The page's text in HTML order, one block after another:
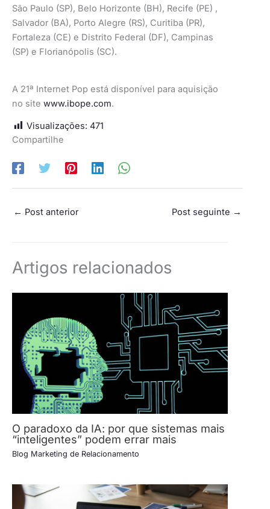
São Paulo (SP), Belo Horizonte (BH), Recife (PE) ,
Salvador (BA), Porto Alegre (RS), Curitiba (PR),
Fortaleza (CE) e Distrito Federal (DF), Campinas
(SP) e Florianópolis (SC).
A 21ª Internet Pop está disponível para aquisição
no site www.ibope.com.
Visualizações: 471
Compartilhe
← Post anterior Post seguinte →
Artigos relacionados
O paradoxo da IA: por que sistemas mais
“inteligentes” podem errar mais
Blog Marketing de Relacionamento